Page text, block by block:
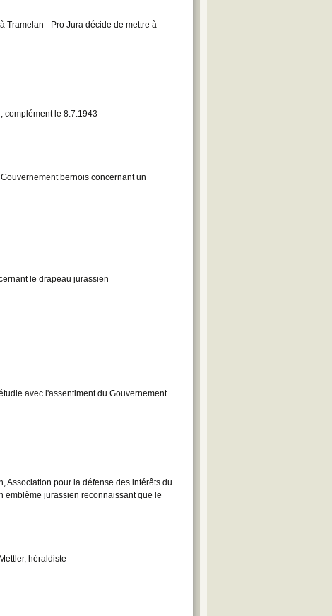
Tramelan - Pro Jura décide de mettre à
complément le 8.7.1943
bernois concernant un
le drapeau jurassien
avec l'assentiment du Gouvernement
Association pour la défense des intérêts du
emblème jurassien reconnaissant que le
héraldiste